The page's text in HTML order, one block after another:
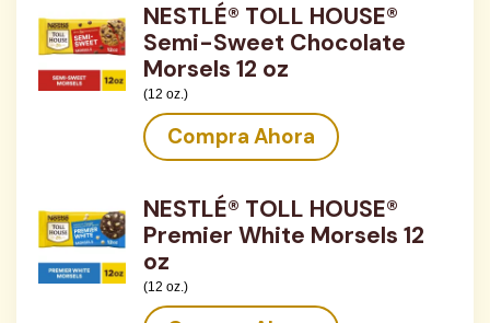
NESTLÉ® TOLL HOUSE®
Semi-Sweet Chocolate
Morsels 12 oz
(12 oz.)
Compra Ahora
NESTLÉ® TOLL HOUSE®
Premier White Morsels 12
oz
(12 oz.)